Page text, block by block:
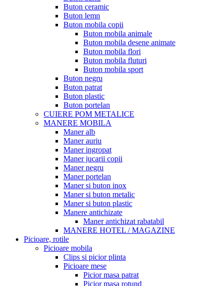
Buton ceramic
Buton lemn
Buton mobila copii
Buton mobila animale
Buton mobila desene animate
Buton mobila flori
Buton mobila fluturi
Buton mobila sport
Buton negru
Buton patrat
Buton plastic
Buton portelan
CUIERE POM METALICE
MANERE MOBILA
Maner alb
Maner auriu
Maner ingropat
Maner jucarii copii
Maner negru
Maner portelan
Maner si buton inox
Maner si buton metalic
Maner si buton plastic
Manere antichizate
Maner antichizat rabatabil
MANERE HOTEL / MAGAZINE
Picioare, rotile
Picioare mobila
Clips si picior plinta
Picioare mese
Picior masa patrat
Picior masa rotund